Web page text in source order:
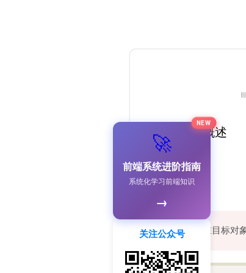
NEW
🚀
前端系统进阶指南
系统化学习前端知识
→
关注公众号
一、proxy概述
Proxy的兼容性
proxy 在目标